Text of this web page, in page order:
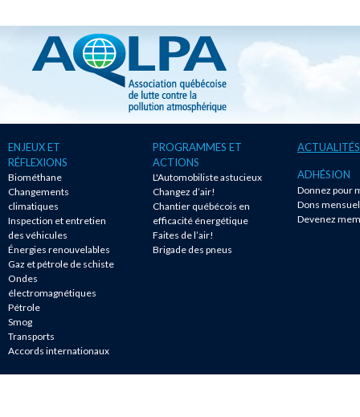
ENJEUX ET
RÉFLEXIONS
Biométhane
Changements
climatiques
Inspection et entretien
des véhicules
Énergies renouvelables
Gaz et pétrole de schiste
Ondes
électromagnétiques
Pétrole
Smog
Transports
Accords internationaux
PROGRAMMES ET
ACTIONS
L'Automobiliste astucieux
Changez d’air!
Chantier québécois en
efficacité énergétique
Faites de l’air!
Brigade des pneus
ACTUALITÉS
ADHÉSION
Donnez pour
Dons
Devenez